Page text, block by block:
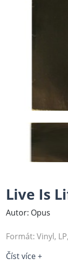
Live Is
Autor: Opus
Formát: Vinyl,
Číst více +